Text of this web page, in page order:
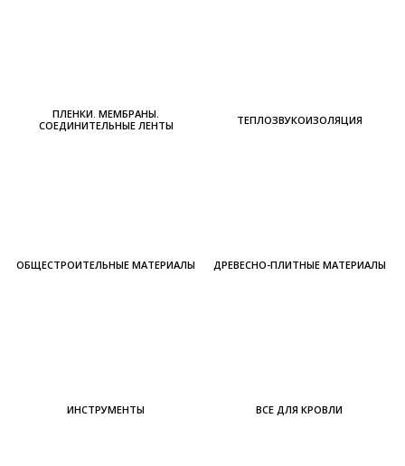
ПЛЕНКИ. МЕМБРАНЫ.
СОЕДИНИТЕЛЬНЫЕ ЛЕНТЫ
ТЕПЛОЗВУКОИЗОЛЯЦИЯ
ОБЩЕСТРОИТЕЛЬНЫЕ МАТЕРИАЛЫ ДРЕВЕСНО-ПЛИТНЫЕ МАТЕРИАЛЫ
ИНСТРУМЕНТЫ ВСЕ ДЛЯ КРОВЛИ